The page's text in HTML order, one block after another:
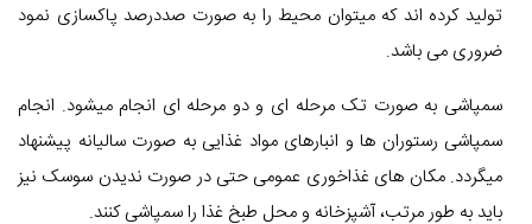
تولید کرده اند که میتوان محیط را به صورت صددرصد پاکسازی نمود
ضروری می باشد.
سمپاشی به صورت تک مرحله ای و دو مرحله ای انجام میشود. انجام
سمپاشی رستوران ها و انبارهای مواد غذایی به صورت سالیانه پیشنهاد
میگردد. مکان های غذاخوری عمومی حتی در صورت ندیدن سوسک نیز
باید به طور مرتب، آشپزخانه و محل طبخ غذا را سمپاشی کنند.